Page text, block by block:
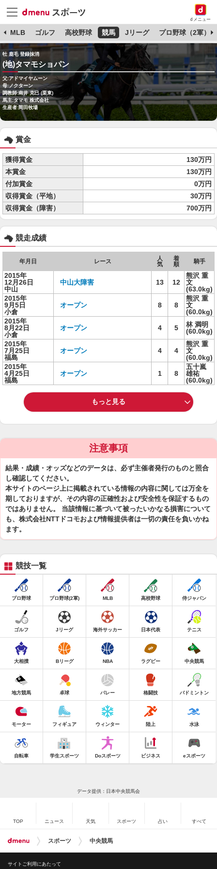
dメニュー
MLB ゴルフ 高校野球 競馬 Jリーグ プロ野球（2軍）
牡 鹿毛 登録抹消
(地)タマモショパン
父:アドマイヤムーン
母:ノクターン
調教師:南井 克巳 (栗東)
馬主:タマモ 株式会社
生産者:岡田牧場
賞金
獲得賞金
130万円
本賞金
130万円
付加賞金
0万円
収得賞金（平地）
30万円
収得賞金（障害）
700万円
競走成績
年月日 レース
人
気
着
順
騎手
2015年
12月26日
中山
中山大障害 13 12
熊沢 重
文
(63.0kg)
2015年
9月5日
小倉
オープン 8 8
熊沢 重
文
(60.0kg)
2015年
8月22日
小倉
オープン 4 5
林 満明
(60.0kg)
2015年
7月25日
福島
オープン 4 4
熊沢 重
文
(60.0kg)
2015年
4月25日
福島
オープン 1 8
五十嵐
雄祐
(60.0kg)
もっと見る
注意事項
結果・成績・オッズなどのデータは、必ず主催者発行のものと照合
し確認してください。
本サイトのページ上に掲載されている情報の内容に関しては万全を
期しておりますが、その内容の正確性および安全性を保証するもの
ではありません。 当該情報に基づいて被ったいかなる損害について
も、株式会社NTTドコモおよび情報提供者は一切の責任を負いかね
ます。
競技一覧
プロ野球 プロ野球(2軍) MLB 高校野球 侍ジャパン
ゴルフ Jリーグ 海外サッカー 日本代表 テニス
大相撲 Bリーグ NBA ラグビー 中央競馬
地方競馬 卓球 バレー 格闘技 バドミントン
モーター フィギュア ウィンター 陸上 水泳
自転車 学生スポーツ Doスポーツ ビジネス eスポーツ
データ提供：日本中央競馬会
TOP ニュース 天気 スポーツ 占い すべて
スポーツ 中央競馬
サイトご利用にあたって